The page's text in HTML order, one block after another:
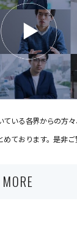
いる各界からの方
ております。是非ご
MORE